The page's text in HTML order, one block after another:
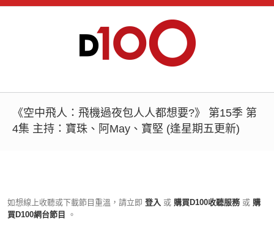
《空中飛人：飛機過夜包人人都想要?》 第15季 第
4集 主持：寶珠、阿May、寶堅 (逢星期五更新)
如想線上收聽或下載節目重溫，請立即 登入 或 購買D100收聽服務 或 購
買D100網台節目
。